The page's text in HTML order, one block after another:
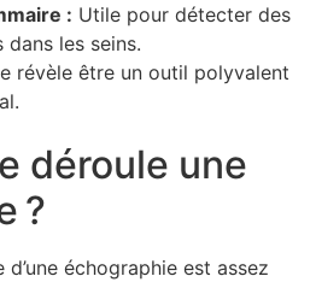
: Utile pour détecter des
dans les seins.
révèle être un outil polyvalent
déroule une
?
échographie est assez